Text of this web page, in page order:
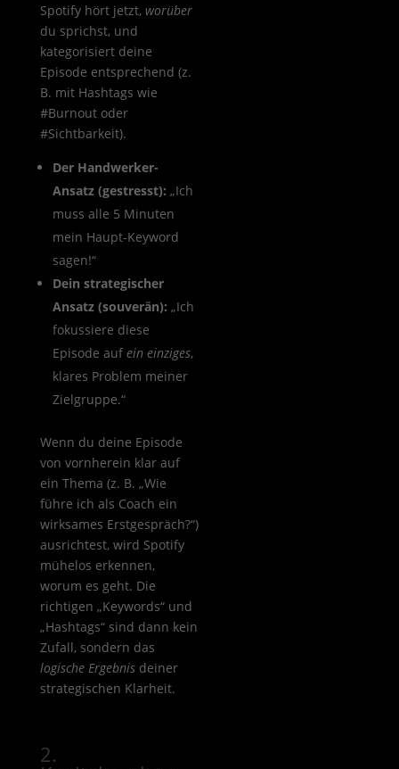
Spotify hört jetzt, worüber
du sprichst, und
kategorisiert deine
Episode entsprechend (z.
B. mit Hashtags wie
#Burnout oder
#Sichtbarkeit).
Der Handwerker-
Ansatz (gestresst): „Ich
muss alle 5 Minuten
mein Haupt-Keyword
sagen!“
Dein strategischer
Ansatz (souverän): „Ich
fokussiere diese
Episode auf ein einziges,
klares Problem meiner
Zielgruppe.“
Wenn du deine Episode
von vornherein klar auf
ein Thema (z. B. „Wie
führe ich als Coach ein
wirksames Erstgespräch?“)
ausrichtest, wird Spotify
mühelos erkennen,
worum es geht. Die
richtigen „Keywords“ und
„Hashtags“ sind dann kein
Zufall, sondern das
logische Ergebnisdeiner
strategischen Klarheit.
2.